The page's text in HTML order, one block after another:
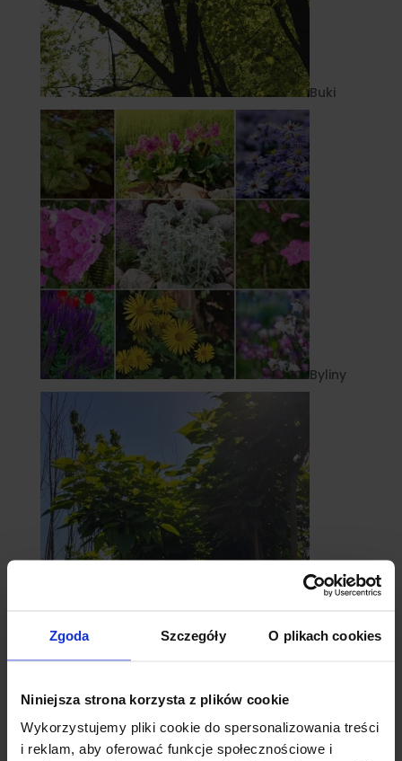
Zgoda Szczegóły O plikach cookies
Niniejsza strona korzysta z plików cookie
Wykorzystujemy pliki cookie do spersonalizowania treści
i reklam, aby oferować funkcje społecznościowe i
Buki
Byliny